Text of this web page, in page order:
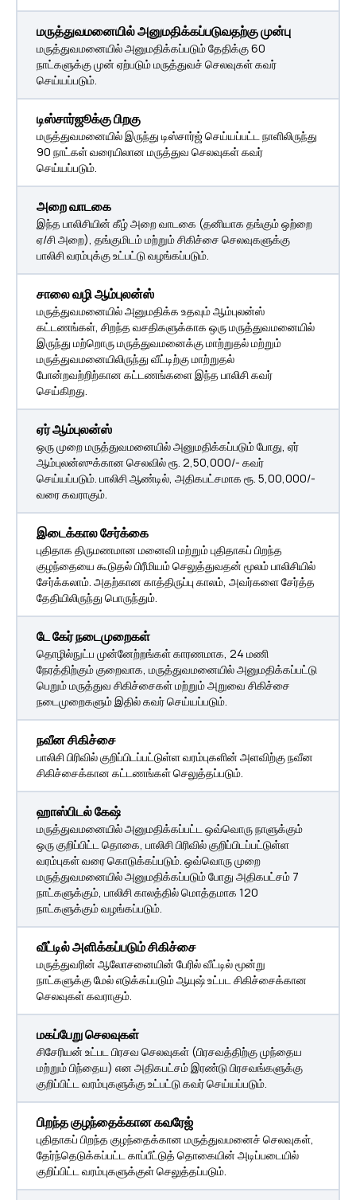
மருத்துவமனையில் அனுமதிக்கப்படுவதற்கு முன்பு
மருத்துவமனையில் அனுமதிக்கப்படும் தேதிக்கு 60
நாட்களுக்கு முன் ஏற்படும் மருத்துவச் செலவுகள் கவர்
செய்யப்படும்.
டிஸ்சார்ஜூக்கு பிறகு
மருத்துவமனையில் இருந்து டிஸ்சார்ஜ் செய்யப்பட்ட நாளிலிருந்து
90 நாட்கள் வரையிலான மருத்துவ செலவுகள் கவர்
செய்யப்படும்.
அறை வாடகை
இந்த பாலிசியின் கீழ் அறை வாடகை (தனியாக தங்கும் ஒற்றை
ஏ/சி அறை), தங்குமிடம் மற்றும் சிகிச்சை செலவுகளுக்கு
பாலிசி வரம்புக்கு உட்பட்டு வழங்கப்படும்.
சாலை வழி ஆம்புலன்ஸ்
மருத்துவமனையில் அனுமதிக்க உதவும் ஆம்புலன்ஸ்
கட்டணங்கள், சிறந்த வசதிகளுக்காக ஒரு மருத்துவமனையில்
இருந்து மற்றொரு மருத்துவமனைக்கு மாற்றுதல் மற்றும்
மருத்துவமனையிலிருந்து வீட்டிற்கு மாற்றுதல்
போன்றவற்றிற்கான கட்டணங்களை இந்த பாலிசி கவர்
செய்கிறது.
ஏர் ஆம்புலன்ஸ்
ஒரு முறை மருத்துவமனையில் அனுமதிக்கப்படும் போது, ஏர்
ஆம்புலன்ஸுக்கான செலவில் ரூ. 2,50,000/- கவர்
செய்யப்படும். பாலிசி ஆண்டில், அதிகபட்சமாக ரூ. 5,00,000/-
வரை கவராகும்.
இடைக்கால சேர்க்கை
புதிதாக திருமணமான மனைவி மற்றும் புதிதாகப் பிறந்த
குழந்தையை கூடுதல் பிரீமியம் செலுத்துவதன் மூலம் பாலிசியில்
சேர்க்கலாம். அதற்கான காத்திருப்பு காலம், அவர்களை சேர்த்த
தேதியிலிருந்து பொருந்தும்.
டே கேர் நடைமுறைகள்
தொழில்நுட்ப முன்னேற்றங்கள் காரணமாக, 24 மணி
நேரத்திற்கும் குறைவாக, மருத்துவமனையில் அனுமதிக்கப்பட்டு
பெறும் மருத்துவ சிகிச்சைகள் மற்றும் அறுவை சிகிச்சை
நடைமுறைகளும் இதில் கவர் செய்யப்படும்.
நவீன சிகிச்சை
பாலிசி பிரிவில் குறிப்பிடப்பட்டுள்ள வரம்புகளின் அளவிற்கு நவீன
சிகிச்சைக்கான கட்டணங்கள் செலுத்தப்படும்.
ஹாஸ்பிடல் கேஷ்
மருத்துவமனையில் அனுமதிக்கப்பட்ட ஒவ்வொரு நாளுக்கும்
ஒரு குறிப்பிட்ட தொகை, பாலிசி பிரிவில் குறிப்பிடப்பட்டுள்ள
வரம்புகள் வரை கொடுக்கப்படும். ஒவ்வொரு முறை
மருத்துவமனையில் அனுமதிக்கப்படும் போது அதிகபட்சம் 7
நாட்களுக்கும், பாலிசி காலத்தில் மொத்தமாக 120
நாட்களுக்கும் வழங்கப்படும்.
வீட்டில் அளிக்கப்படும் சிகிச்சை
மருத்துவரின் ஆலோசனையின் பேரில் வீட்டில் மூன்று
நாட்களுக்கு மேல் எடுக்கப்படும் ஆயுஷ் உட்பட சிகிச்சைக்கான
செலவுகள் கவராகும்.
மகப்பேறு செலவுகள்
சிசேரியன் உட்பட பிரசவ செலவுகள் (பிரசவத்திற்கு முந்தைய
மற்றும் பிந்தைய) என அதிகபட்சம் இரண்டு பிரசவங்களுக்கு
குறிப்பிட்ட வரம்புகளுக்கு உட்பட்டு கவர் செய்யப்படும்.
பிறந்த குழந்தைக்கான கவரேஜ்
புதிதாகப் பிறந்த குழந்தைக்கான மருத்துவமனைச் செலவுகள்,
தேர்ந்தெடுக்கப்பட்ட காப்பீட்டுத் தொகையின் அடிப்படையில்
குறிப்பிட்ட வரம்புகளுக்குள் செலுத்தப்படும்.